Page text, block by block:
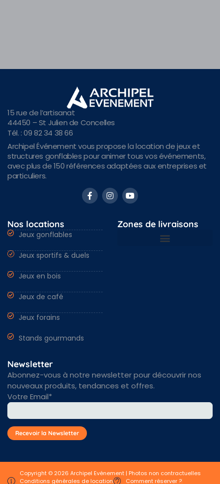
15 rue de l’artisanat
44450 – St Julien de Concelles
Tél. : 09 82 34 38 66
Archipel Événement vous propose la location de jeux et
structures gonflables pour animer tous vos événements,
avec plus de 150 références adaptées aux entreprises et
particuliers.
Nos locations
Jeux gonflables
Jeux sportifs & duels
Jeux en bois
Jeux de café
Jeux forains
Stands gourmands
Zones de livraisons
Newsletter
Abonnez-vous à notre newsletter pour découvrir nos
nouveaux produits, tendances et offres.
Votre Email*
Copyright © 2026 Archipel Evénement | Photos non contractuelles
Conditions générales de location
Comment réserver ?